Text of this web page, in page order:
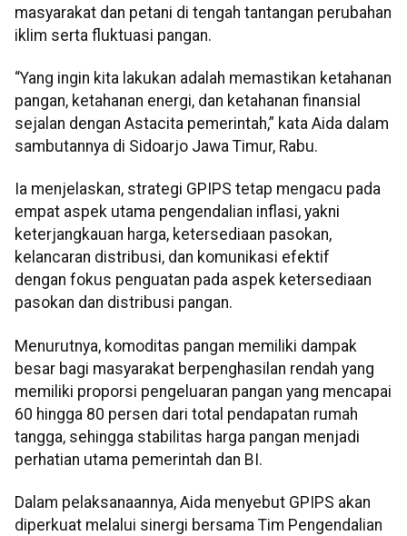
masyarakat dan petani di tengah tantangan perubahan
iklim serta fluktuasi pangan.
“Yang ingin kita lakukan adalah memastikan ketahanan
pangan, ketahanan energi, dan ketahanan finansial
sejalan dengan Astacita pemerintah,” kata Aida dalam
sambutannya di Sidoarjo Jawa Timur, Rabu.
Ia menjelaskan, strategi GPIPS tetap mengacu pada
empat aspek utama pengendalian inflasi, yakni
keterjangkauan harga, ketersediaan pasokan,
kelancaran distribusi, dan komunikasi efektif
dengan fokus penguatan pada aspek ketersediaan
pasokan dan distribusi pangan.
Menurutnya, komoditas pangan memiliki dampak
besar bagi masyarakat berpenghasilan rendah yang
memiliki proporsi pengeluaran pangan yang mencapai
60 hingga 80 persen dari total pendapatan rumah
tangga, sehingga stabilitas harga pangan menjadi
perhatian utama pemerintah dan BI.
Dalam pelaksanaannya, Aida menyebut GPIPS akan
diperkuat melalui sinergi bersama Tim Pengendalian